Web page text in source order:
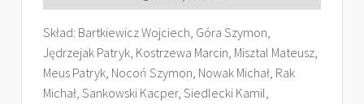
Skład: Bartkiewicz Wojciech, Góra Szymon,
Jędrzejak Patryk, Kostrzewa Marcin, Misztal Mateusz,
Meus Patryk, Nocoń Szymon, Nowak Michał, Rak
Michał, Sankowski Kacper, Siedlecki Kamil,